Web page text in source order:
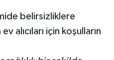
belirsizliklere
alıcıları için koşulların